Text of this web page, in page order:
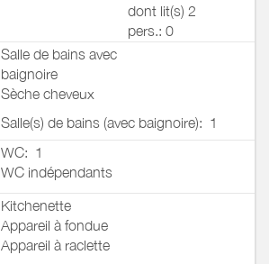
dont lit(s) 2
pers.: 0
Salle de bains avec
baignoire
Sèche cheveux
Salle(s) de bains (avec baignoire): 1
WC: 1
WC indépendants
Kitchenette
Appareil à fondue
Appareil à raclette